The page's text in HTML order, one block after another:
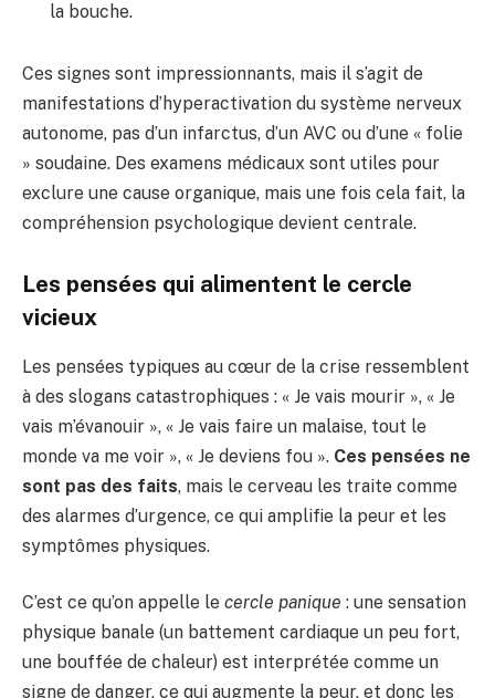
la bouche.
Ces signes sont impressionnants, mais il s’agit de
manifestations d’hyperactivation du système nerveux
autonome, pas d’un infarctus, d’un AVC ou d’une « folie
» soudaine. Des examens médicaux sont utiles pour
exclure une cause organique, mais une fois cela fait, la
compréhension psychologique devient centrale.
Les pensées qui alimentent le cercle
vicieux
Les pensées typiques au cœur de la crise ressemblent
à des slogans catastrophiques : « Je vais mourir », « Je
vais m’évanouir », « Je vais faire un malaise, tout le
monde va me voir », « Je deviens fou ». Ces pensées ne
sont pas des faits, mais le cerveau les traite comme
des alarmes d’urgence, ce qui amplifie la peur et les
symptômes physiques.
C’est ce qu’on appelle le cercle panique : une sensation
physique banale (un battement cardiaque un peu fort,
une bouffée de chaleur) est interprétée comme un
signe de danger, ce qui augmente la peur, et donc les